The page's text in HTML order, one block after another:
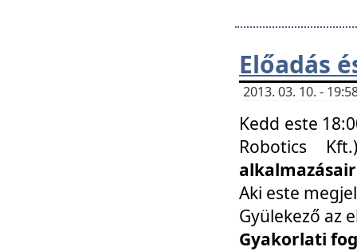
Előadás
2013. 03. 10. -
Kedd este
Robotics
Aki este
Gyülekező az
Gyakorlati